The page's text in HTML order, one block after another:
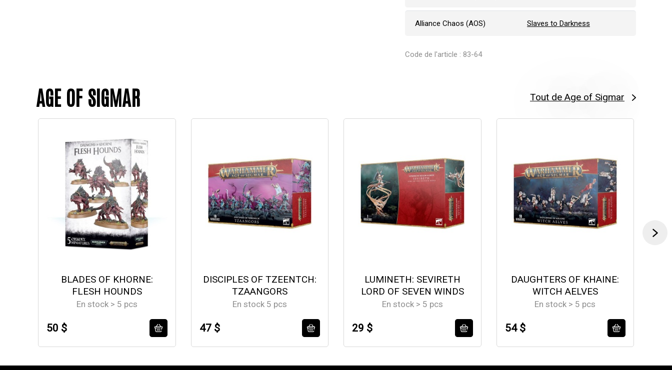
Alliance Chaos (AOS) Slaves to Darkness
Code de l'article : 83-64
AGE OF SIGMAR Tout de Age of Sigmar
BLADES OF KHORNE:
FLESH HOUNDS
En stock > 5 pcs
50 $
DISCIPLES OF TZEENTCH:
TZAANGORS
En stock 5 pcs
47 $
LUMINETH: SEVIRETH
LORD OF SEVEN WINDS
En stock > 5 pcs
29 $
DAUGHTERS OF KHAINE:
WITCH AELVES
En stock > 5 pcs
54 $